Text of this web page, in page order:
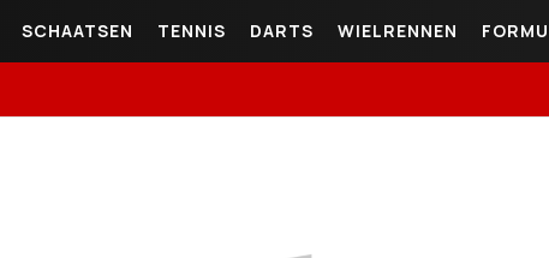
SCHAATSEN TENNIS DARTS WIELRENNEN